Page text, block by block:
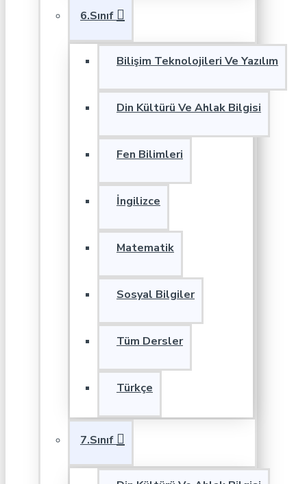
6.Sınıf
Bilişim Teknolojileri Ve Yazılım
Din Kültürü Ve Ahlak Bilgisi
Fen Bilimleri
İngilizce
Matematik
Sosyal Bilgiler
Tüm Dersler
Türkçe
7.Sınıf